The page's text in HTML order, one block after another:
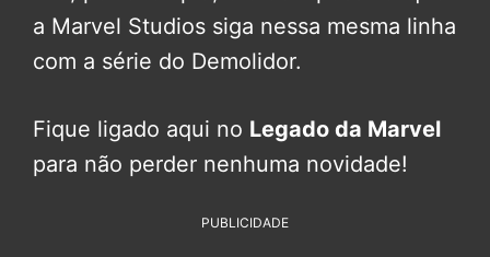
a Marvel Studios siga nessa mesma linha
com a série do Demolidor.
Fique ligado aqui no Legado da Marvel
para não perder nenhuma novidade!
PUBLICIDADE